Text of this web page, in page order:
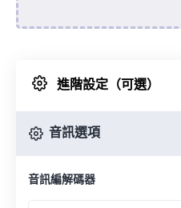
來自
進階設定（可選）
音訊選項
音訊編解碼器